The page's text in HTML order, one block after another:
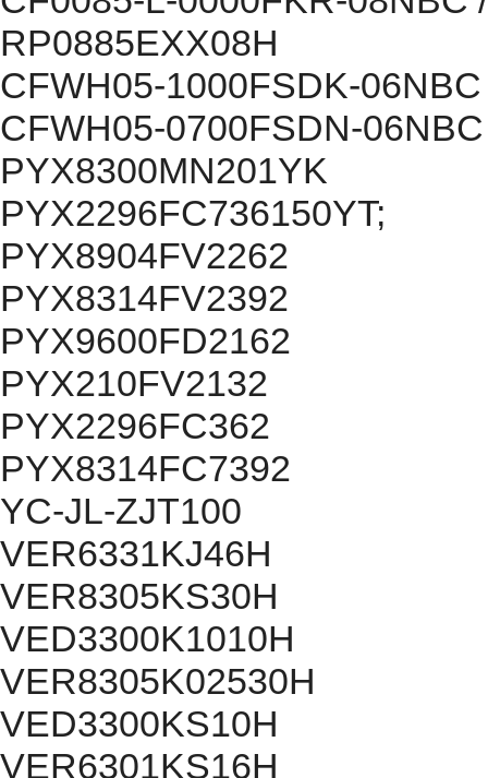
RP0885EXX08H
CFWH05-1000FSDK-06NBC
CFWH05-0700FSDN-06NBC
PYX8300MN201YK
PYX2296FC736150YT;
PYX8904FV2262
PYX8314FV2392
PYX9600FD2162
PYX210FV2132
PYX2296FC362
PYX8314FC7392
YC-JL-ZJT100
VER6331KJ46H
VER8305KS30H
VED3300K1010H
VER8305K02530H
VED3300KS10H
VER6301KS16H